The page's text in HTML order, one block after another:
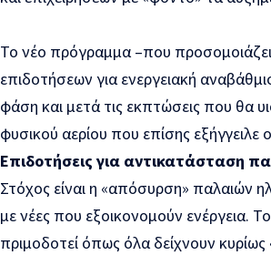
Το νέο πρόγραμμα –που
επιδοτήσεων για ενεργειακή
φάση και μετά τις εκπτώσεις που θα
φυσικού αερίου που επίσης
Επιδοτήσεις για αντικατάσταση
Στόχος είναι η «απόσυρση» παλαιών
με νέες που εξοικονομούν ενέργεια.
πριμοδοτεί όπως όλα δείχνουν